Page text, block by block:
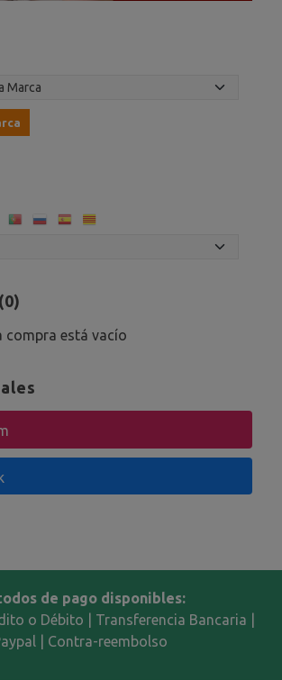
compra está vacío
de pago disponibles:
o Débito | Transferencia Bancaria |
| Contra-reembolso